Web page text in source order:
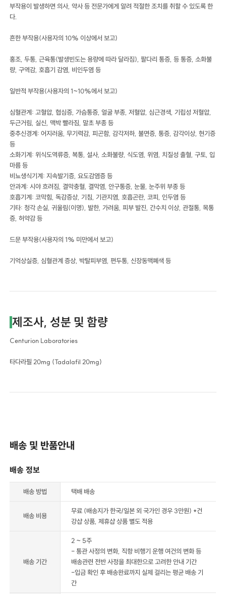
부작용이 발생하면 의사, 약사 등 전문가에게 알려 적절한 조치를 취할 수 있도록 한
다.
흔한 부작용(사용자의 10% 이상에서 보고)
홍조, 두통, 근육통(발생빈도는 용량에 따라 달라짐), 팔다리 통증, 등 통증, 소화불
량, 구역감, 호흡기 감염, 비인두염 등
일반적 부작용(사용자의 1~10%에서 보고)
심혈관계: 고혈압, 협심증, 가슴통증, 얼굴 부종, 저혈압, 심근경색, 기립성 저혈압,
두근거림, 실신, 맥박 빨라짐, 말초 부종 등
중추신경계: 어지러움, 무기력감, 피곤함, 감각저하, 불면증, 통증, 감각이상, 현기증
등
소화기계: 위식도역류증, 복통, 설사, 소화불량, 식도염, 위염, 치질성 출혈, 구토, 입
마름 등
비뇨생식기계: 지속발기증, 요도감염증 등
안과계: 시야 흐려짐, 결막충혈, 결막염, 안구통증, 눈물, 눈주위 부종 등
호흡기계: 코막힘, 독감증상, 기침, 기관지염, 호흡곤란, 코피, 인두염 등
기타: 청각 손실, 귀울림(이명), 발한, 가려움, 피부 발진, 간수치 이상, 관절통, 목통
증, 허약감 등
드문 부작용(사용자의 1% 미만에서 보고)
기억상실증, 심혈관계 증상, 박탈피부염, 편두통, 신장동맥폐색 등
제조사, 성분 및 함량
Centurion Laboratories
타다라필 20mg (Tadalafil 20mg)
배송 및 반품안내
배송 정보
배송 방법 택배 배송
배송 비용
무료 (배송지가 한국/일본 외 국가인 경우 3만원) *건
강샵 상품, 제휴샵 상품 별도 적용
배송 기간
2 ~ 5주
- 통관 사정의 변화, 직항 비행기 운행 여건의 변화 등
배송관련 전반 사정을 최대한으로 고려한 안내 기간
-입금 확인 후 배송완료까지 실제 걸리는 평균 배송 기
간